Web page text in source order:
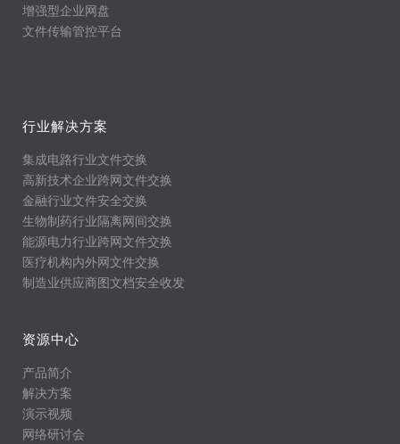
增强型企业网盘
文件传输管控平台
行业解决方案
集成电路行业文件交换
高新技术企业跨网文件交换
金融行业文件安全交换
生物制药行业隔离网间交换
能源电力行业跨网文件交换
医疗机构内外网文件交换
制造业供应商图文档安全收发
资源中心
产品简介
解决方案
演示视频
网络研讨会